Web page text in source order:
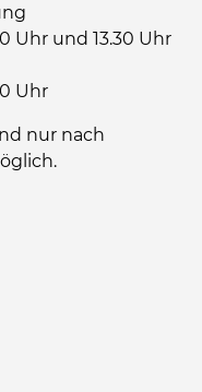
Uhr und 13.30 Uhr
Uhr
nur nach